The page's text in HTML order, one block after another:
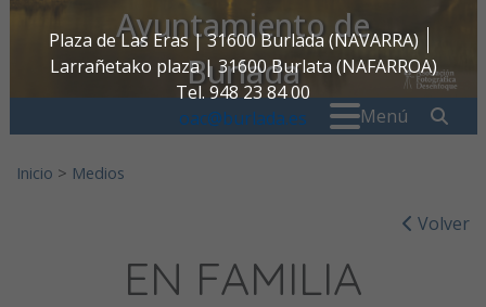
Plaza de Las Eras | 31600 Burlada (NAVARRA)
Larrañetako plaza | 31600 Burlata (NAFARROA)
Tel. 948 23 84 00
oac@burlada.es
Ayuntamiento de
Burlada
Menú
Inicio > Medios
Volver
EN FAMILIA